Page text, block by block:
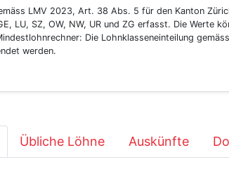
LMV 2023, Art. 38 Abs. 5 für den Kanton
LU, SZ, OW, NW, UR und ZG erfasst. Die Werte
Die Lohnklasseneinteilung
werden.
Übliche Löhne Auskünfte